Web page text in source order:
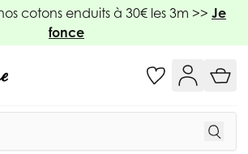
cotons enduits à 30€ les 3m >> Je
fonce